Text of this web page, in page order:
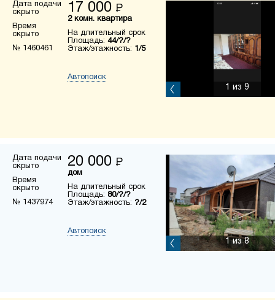
Дата подачи
скрыто
Время
скрыто
№ 1460461
17 000 Р
2 комн. квартира
На длительный срок
Площадь: 44/?/?
Этаж/этажность: 1/5
Автопоиск
1 из 9
Дата подачи
скрыто
Время
скрыто
№ 1437974
20 000 Р
дом
На длительный срок
Площадь: 80/?/?
Этаж/этажность: ?/2
Автопоиск
1 из 8